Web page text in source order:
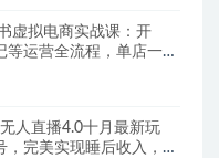
虚拟电商实战课：开
等运营全流程，单店一天
人直播4.0十月最新玩
，完美实现睡后收入，日